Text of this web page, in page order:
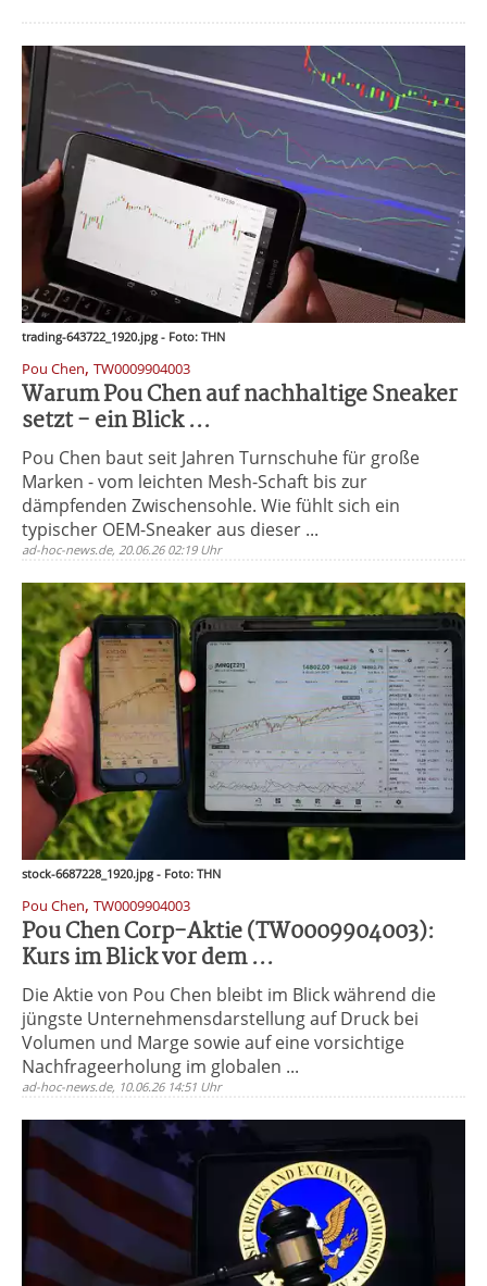
trading-643722_1920.jpg - Foto: THN
Pou Chen, TW0009904003
Warum Pou Chen auf nachhaltige Sneaker
setzt - ein Blick ...
Pou Chen baut seit Jahren Turnschuhe für große
Marken - vom leichten Mesh-Schaft bis zur
dämpfenden Zwischensohle. Wie fühlt sich ein
typischer OEM-Sneaker aus dieser ...
ad-hoc-news.de, 20.06.26 02:19 Uhr
stock-6687228_1920.jpg - Foto: THN
Pou Chen, TW0009904003
Pou Chen Corp-Aktie (TW0009904003):
Kurs im Blick vor dem ...
Die Aktie von Pou Chen bleibt im Blick während die
jüngste Unternehmensdarstellung auf Druck bei
Volumen und Marge sowie auf eine vorsichtige
Nachfrageerholung im globalen ...
ad-hoc-news.de, 10.06.26 14:51 Uhr